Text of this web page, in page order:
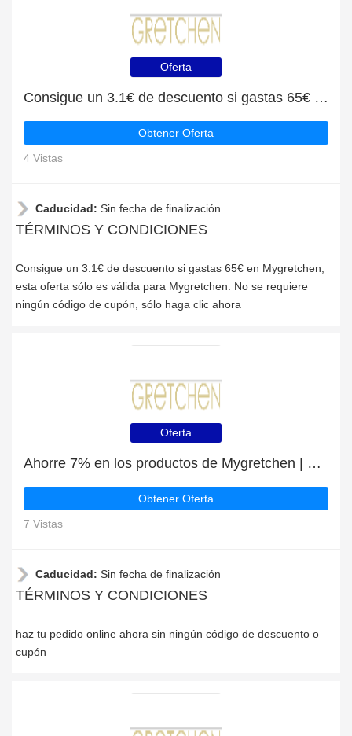
Oferta
Consigue un 3.1€ de descuento si gastas 65€ en Mygretchen
Obtener Oferta
4 Vistas
Caducidad: Sin fecha de finalización
TÉRMINOS Y CONDICIONES
Consigue un 3.1€ de descuento si gastas 65€ en Mygretchen,
esta oferta sólo es válida para Mygretchen. No se requiere
ningún código de cupón, sólo haga clic ahora
Oferta
Ahorre 7% en los productos de Mygretchen | mejor oferta
Obtener Oferta
7 Vistas
Caducidad: Sin fecha de finalización
TÉRMINOS Y CONDICIONES
haz tu pedido online ahora sin ningún código de descuento o
cupón